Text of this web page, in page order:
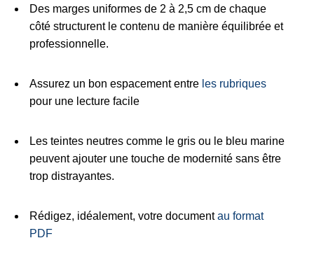
Des marges uniformes de 2 à 2,5 cm de chaque
côté structurent le contenu de manière équilibrée et
professionnelle.
Assurez un bon espacement entre les rubriques
pour une lecture facile
Les teintes neutres comme le gris ou le bleu marine
peuvent ajouter une touche de modernité sans être
trop distrayantes.
Rédigez, idéalement, votre documentau format
PDF